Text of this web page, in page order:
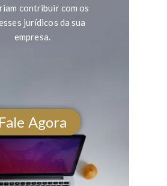
contribuir com os
jurídicos da sua
empresa.
Fale Agora